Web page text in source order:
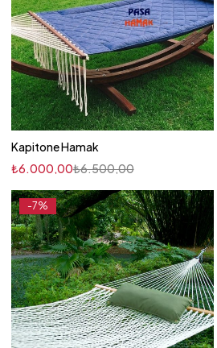
Kapitone Hamak
₺6.500,00
₺6.000,00
-7%